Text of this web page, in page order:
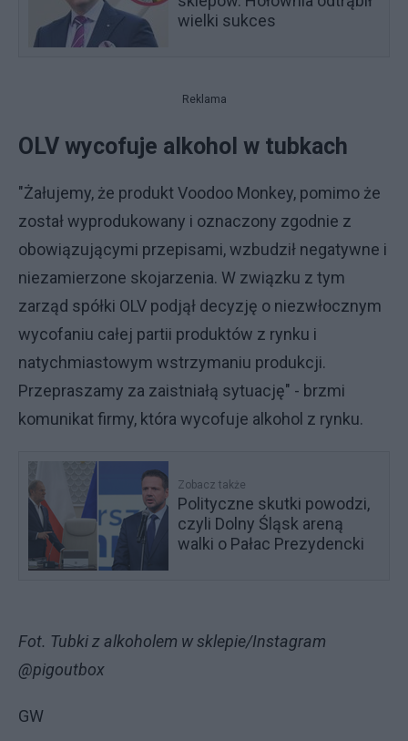
wielki sukces
Reklama
OLV wycofuje alkohol w tubkach
"Żałujemy, że produkt Voodoo Monkey, pomimo że
został wyprodukowany i oznaczony zgodnie z
obowiązującymi przepisami, wzbudził negatywne i
niezamierzone skojarzenia. W związku z tym
zarząd spółki OLV podjął decyzję o niezwłocznym
wycofaniu całej partii produktów z rynku i
natychmiastowym wstrzymaniu produkcji.
Przepraszamy za zaistniałą sytuację" - brzmi
komunikat firmy, która wycofuje alkohol z rynku.
Zobacz także
Polityczne skutki powodzi,
czyli Dolny Śląsk areną
walki o Pałac Prezydencki
Fot. Tubki z alkoholem w sklepie/Instagram
@pigoutbox
GW